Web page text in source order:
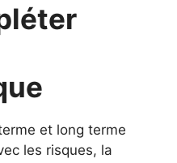
et long terme
les risques, la